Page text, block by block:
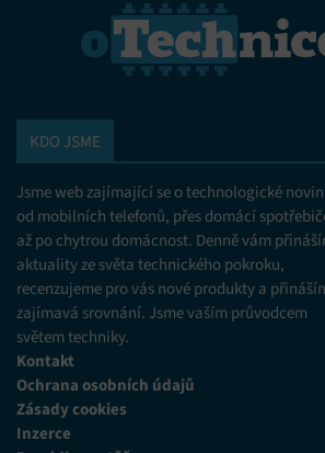
KDO JSME
Jsme web zajímající se o technologické
od mobilních telefonů, přes domácí
až po chytrou domácnost. Denně vám
aktuality ze světa technického pokroku,
recenzujeme pro vás nové produkty a
zajímavá srovnání. Jsme vaším průvodcem
světem techniky.
Kontakt
Ochrana osobních údajů
Zásady cookies
Inzerce